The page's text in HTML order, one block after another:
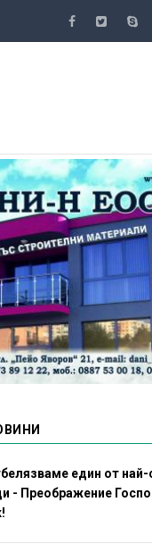
един от най-
- Преображение